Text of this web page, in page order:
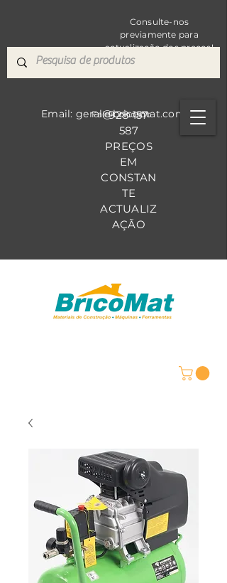
Consulte-nos
previamente para
actualização dos preços!
928 157
587
PREÇOS
EM
CONSTAN
TE
ACTUALIZ
AÇÃO
Fale Conosco
Email: geral@bricomat.com